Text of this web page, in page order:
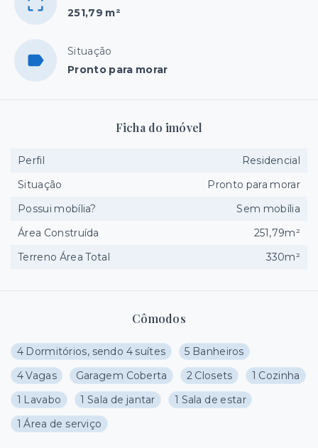
251,79 m²
Situação
Pronto para morar
Cômodos
4 Dormitórios, sendo 4 suítes
5 Banheiros
4 Vagas
Garagem Coberta 2 Closets
1 Cozinha
1 Lavabo
1 Sala de jantar
1 Sala de estar
1 Área de serviço
Ficha do imóvel
Perfil
Residencial
Situação
Pronto para morar
Possui mobília?
Sem mobília
Área Construída
251,79m²
Terreno Área Total
330m²